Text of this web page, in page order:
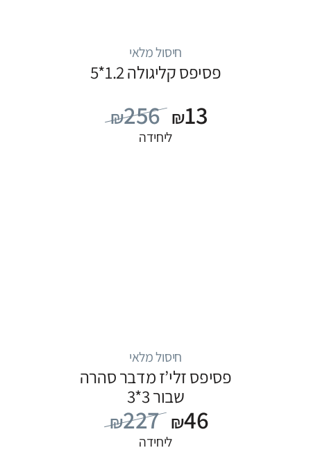
חיסול מלאי
פסיפס קליגולה 1.2*5
₪256 ₪13
ליחידה
חיסול מלאי
פסיפס זלי’ז מדבר סהרה
שבור 3*3
₪227 ₪46
ליחידה